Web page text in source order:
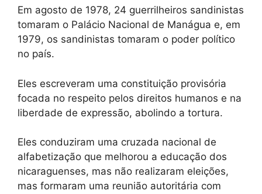
Em agosto de 1978, 24 guerrilheiros sandinistas
tomaram o Palácio Nacional de Manágua e, em
1979, os sandinistas tomaram o poder político
no país.
Eles escreveram uma constituição provisória
focada no respeito pelos direitos humanos e na
liberdade de expressão, abolindo a tortura.
Eles conduziram uma cruzada nacional de
alfabetização que melhorou a educação dos
nicaraguenses, mas não realizaram eleições,
mas formaram uma reunião autoritária com